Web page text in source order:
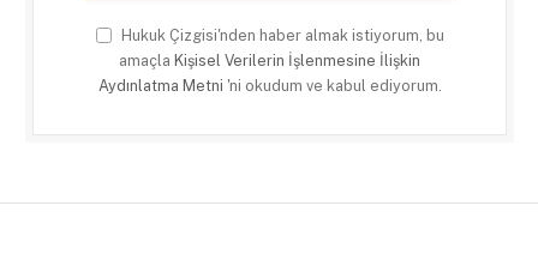
Hukuk Çizgisi'nden haber almak istiyorum, bu
amaçla Kişisel Verilerin İşlenmesine İlişkin
Aydınlatma Metni 'ni okudum ve kabul ediyorum.